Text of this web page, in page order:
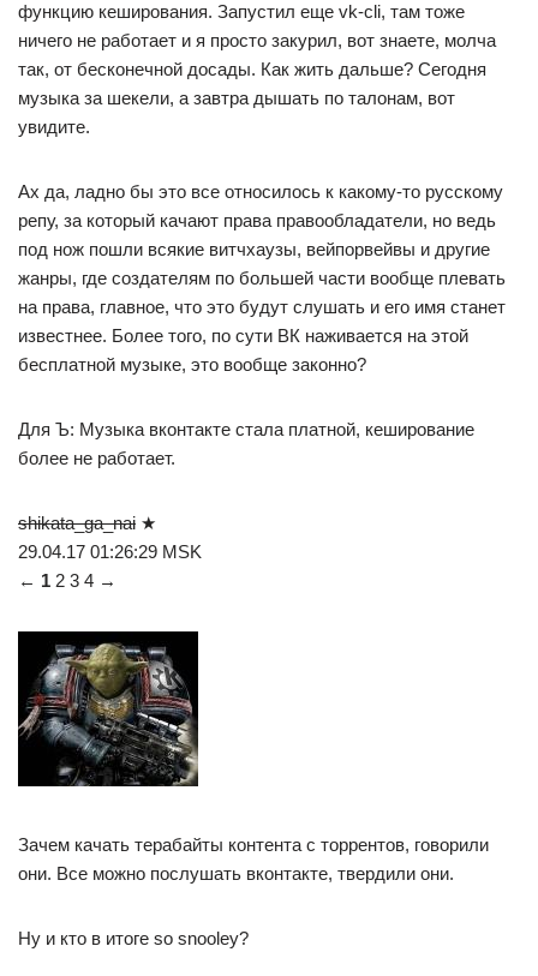
функцию кеширования. Запустил еще vk-cli, там тоже
ничего не работает и я просто закурил, вот знаете, молча
так, от бесконечной досады. Как жить дальше? Сегодня
музыка за шекели, а завтра дышать по талонам, вот
увидите.
Ах да, ладно бы это все относилось к какому-то русскому
репу, за который качают права правообладатели, но ведь
под нож пошли всякие витчхаузы, вейпорвейвы и другие
жанры, где создателям по большей части вообще плевать
на права, главное, что это будут слушать и его имя станет
известнее. Более того, по сути ВК наживается на этой
бесплатной музыке, это вообще законно?
Для Ъ: Музыка вконтакте стала платной, кеширование
более не работает.
shikata_ga_nai ★
29.04.17 01:26:29 MSK
← 1 2 3 4 →
Зачем качать терабайты контента с торрентов, говорили
они. Все можно послушать вконтакте, твердили они.
Ну и кто в итоге so snooley?